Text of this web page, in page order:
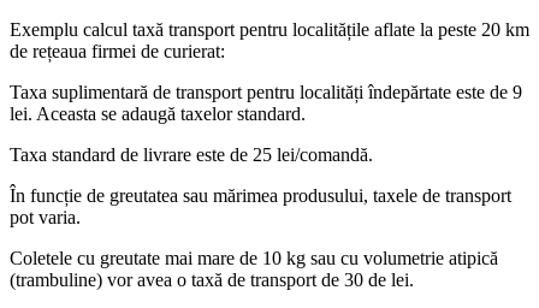
Exemplu calcul taxă transport pentru localitățile aflate la peste 20 km
de rețeaua firmei de curierat:
Taxa suplimentară de transport pentru localități îndepărtate este de 9
lei. Aceasta se adaugă taxelor standard.
Taxa standard de livrare este de 25 lei/comandă.
În funcție de greutatea sau mărimea produsului, taxele de transport
pot varia.
Coletele cu greutate mai mare de 10 kg sau cu volumetrie atipică
(trambuline) vor avea o taxă de transport de 30 de lei.